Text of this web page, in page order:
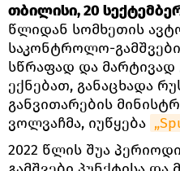
თბილისი, 20
წლიდან სომხეთის
საკონტროლო-
სწრაფად და
ექნებათ, განაცხადა
განვითარების
ვოლვაჩმა, იუწყება
2022 წლის შუა